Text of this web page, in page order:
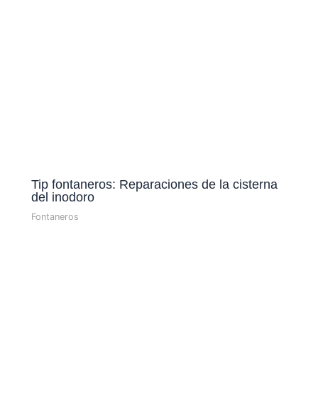
Tip fontaneros: Reparaciones de la cisterna
del inodoro
Fontaneros